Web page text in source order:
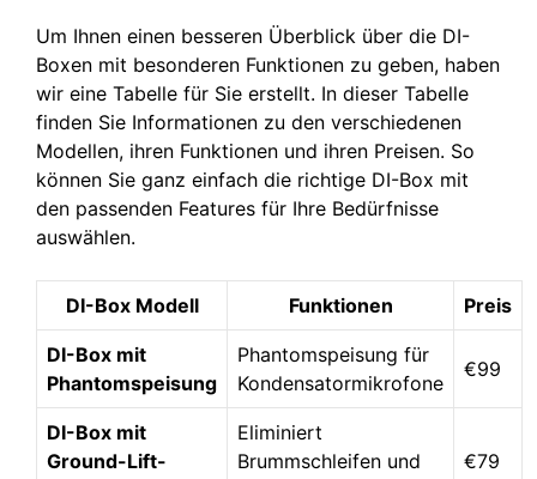
Um Ihnen einen besseren Überblick über die DI-
Boxen mit besonderen Funktionen zu geben, haben
wir eine Tabelle für Sie erstellt. In dieser Tabelle
finden Sie Informationen zu den verschiedenen
Modellen, ihren Funktionen und ihren Preisen. So
können Sie ganz einfach die richtige DI-Box mit
den passenden Features für Ihre Bedürfnisse
auswählen.
DI-Box Modell Funktionen Preis
DI-Box mit
Phantomspeisung
Phantomspeisung für
Kondensatormikrofone
€99
DI-Box mit
Ground-Lift-
Eliminiert
Brummschleifen und
€79